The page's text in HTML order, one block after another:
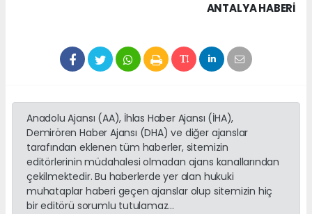
ANTALYA HABERİ
Anadolu Ajansı (AA), İhlas Haber Ajansı (İHA),
Demirören Haber Ajansı (DHA) ve diğer ajanslar
tarafından eklenen tüm haberler, sitemizin
editörlerinin müdahalesi olmadan ajans kanallarından
çekilmektedir. Bu haberlerde yer alan hukuki
muhataplar haberi geçen ajanslar olup sitemizin hiç
bir editörü sorumlu tutulamaz...